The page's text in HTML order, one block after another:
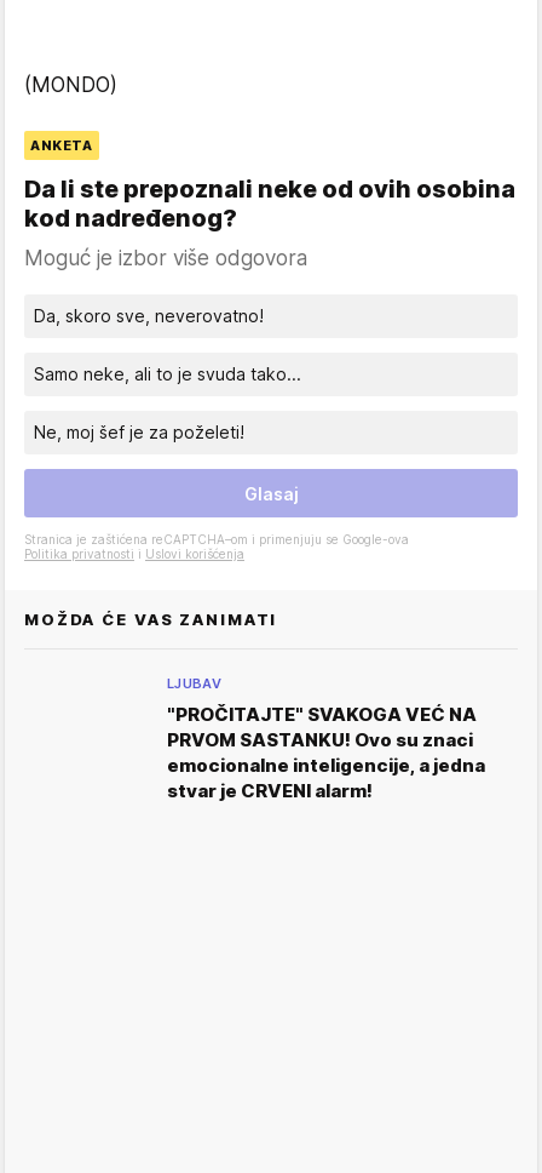
(MONDO)
ANKETA
Da li ste prepoznali neke od ovih osobina
kod nadređenog?
Moguć je izbor više odgovora
Da, skoro sve, neverovatno!
Samo neke, ali to je svuda tako...
Ne, moj šef je za poželeti!
Glasaj
Stranica je zaštićena reCAPTCHA–om i primenjuju se Google-ova
Politika privatnosti i Uslovi korišćenja
MOŽDA ĆE VAS ZANIMATI
LJUBAV
"PROČITAJTE" SVAKOGA VEĆ NA
PRVOM SASTANKU! Ovo su znaci
emocionalne inteligencije, a jedna
stvar je CRVENI alarm!